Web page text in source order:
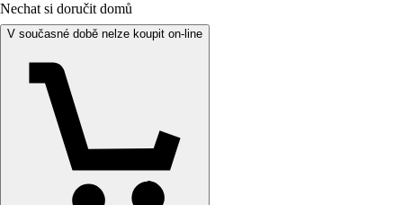
Nechat si doručit domů
V současné době nelze koupit on-line